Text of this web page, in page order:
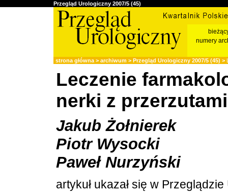
Przegląd Urologiczny 2007/5 (45)
numery
strona główna > archiwum > Przegląd Urologiczny 2007/5 (45) >
Leczenie
nerki z przerzutami
Jakub Żołnierek
Piotr Wysocki
Paweł Nurzyński
artykuł ukazał się w